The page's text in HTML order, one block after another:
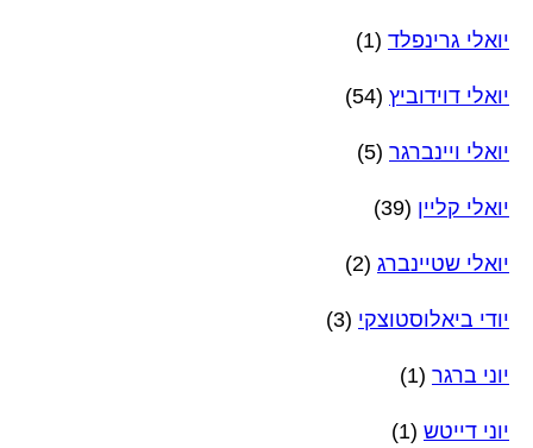
יואלי גרינפלד (1)
יואלי דוידוביץ (54)
יואלי ויינברגר (5)
יואלי קליין (39)
יואלי שטיינברג (2)
יודי ביאלוסטוצקי (3)
יוני ברגר (1)
יוני דייטש (1)